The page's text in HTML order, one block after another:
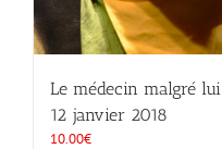
Le médecin malgré lui
12 janvier 2018
10.00€